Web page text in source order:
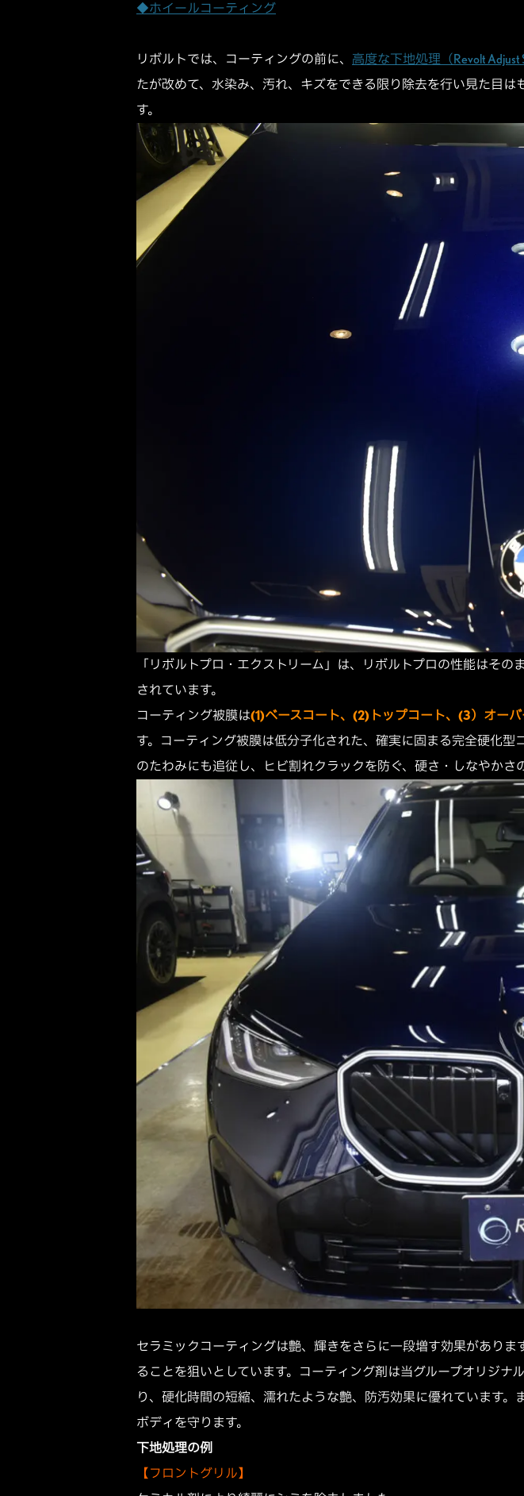
◆ホイールコーティング
リボルトでは、コーティングの前に、 高度な下地処理（Revolt Adjust
たが改めて、水染み、汚れ、キズをできる限り除去を行い見た目
す。
「リボルトプロ・エクストリーム」は、リボルトプロの性能はその
されています。
コーティング被膜は(1)ベースコート、(2)トップコート、(3）オー
す。コーティング被膜は低分子化された、確実に固まる完全硬化
のたわみにも追従し、ヒビ割れクラックを防ぐ、硬さ・しなやかさ
セラミックコーティングは艶、輝きをさらに一段増す効果があり
ることを狙いとしています。コーティング剤は当グループオリジ
り、硬化時間の短縮、濡れたような艶、防汚効果に優れています
ボディを守ります。
下地処理の例
【フロントグリル】